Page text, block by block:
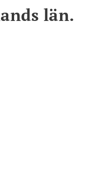
län.